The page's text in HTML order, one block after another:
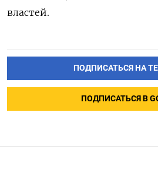
властей.
ПОДПИСАТЬСЯ НА
ПОДПИСАТЬСЯ В